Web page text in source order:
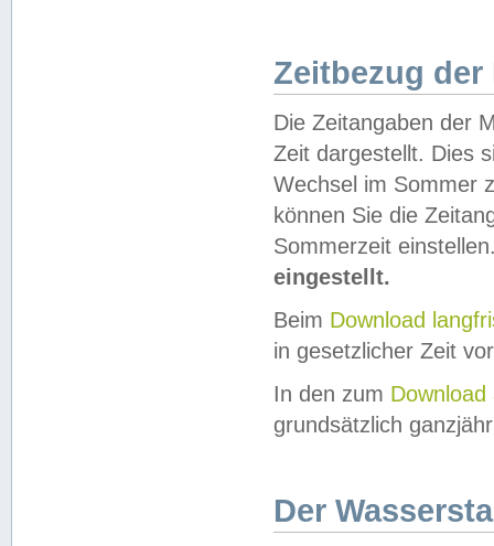
Zeitbezug der
Die Zeitangaben der
Zeit dargestellt. Dies
Wechsel im Sommer
können Sie die
Sommerzeit
eingestellt.
Beim Download
in gesetzlicher Zeit
In den zum Download
grundsätzlich
Der